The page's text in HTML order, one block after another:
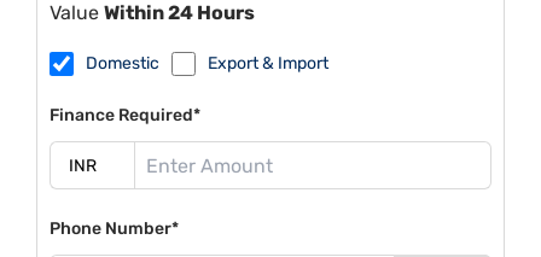
Value Within 24 Hours
Domestic Export & Import
Finance Required*
Phone Number*